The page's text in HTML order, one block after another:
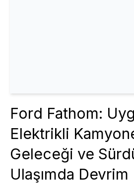
Ford Fathom:
Elektrikli
Geleceği ve
Ulaşımda Devrim